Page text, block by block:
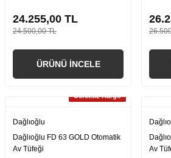
24.255,00 TL
24.500,00 TL
ÜRÜNÜ İNCELE
Ücretsiz Kargo
Dağlıoğlu
Dağlıoğlu FD 63 GOLD Otomatik
Av Tüfeği
Av